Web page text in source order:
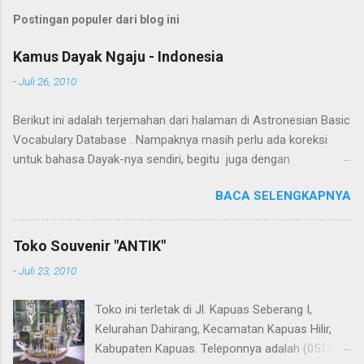
Postingan populer dari blog ini
Kamus Dayak Ngaju - Indonesia
-Juli 26, 2010
Berikut ini adalah terjemahan dari halaman di Astronesian Basic
Vocabulary Database . Nampaknya masih perlu ada koreksi
untuk bahasa Dayak-nya sendiri, begitu juga dengan
Translate . Koreksi bahasa dibantu oleh Dra. Hernawaty, M.Kes.
Untuk koreksi dari halaman ini dapat diberikan pada komentar.
Upaya penerjemahan Kamus Bahasa Dayak - Jerman sedang
Indonesia .
BACA SELENGKAPNYA
Toko Souvenir "ANTIK"
-Juli 23, 2010
Toko ini terletak di Jl. Kapuas Seberang I,
Kelurahan Dahirang, Kecamatan Kapuas Hilir,
Kabupaten Kapuas. Teleponnya adalah (0513)